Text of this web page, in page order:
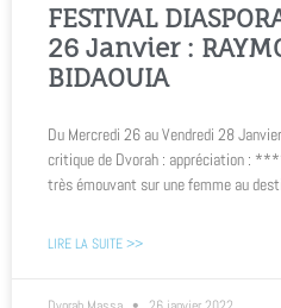
FESTIVAL
26 Janvier :
BIDAOUIA
Du Mercredi 26 au Vendredi 28
critique de Dvorah : appréciation :
très émouvant sur une femme au
LIRE LA SUITE >>